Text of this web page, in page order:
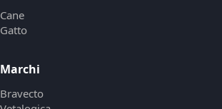
Cane
Gatto
Marchi
Bravecto